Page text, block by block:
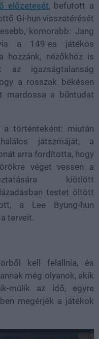
előzetesét, befutott a
Gi-hun visszatérését
komorabb: Jang
a 149-es játékos
hozzánk, nézőkhöz is
az igazságtalanság
a rosszak békésen
mardossa a bűntudat
a történteként: miután
játszmáját, a
arra fordította, hogy
véget vessen a
kiötlött
testet öltött
a Lee Byung-hun
terveit.
kell felállnia, és
még olyanok, akik
múlik az idő, egyre
megérjék a játékok